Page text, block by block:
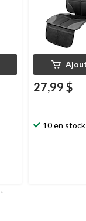
27,99 $
10 en stock